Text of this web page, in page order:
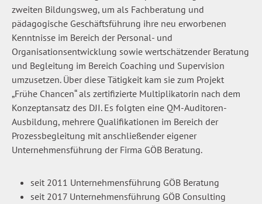
zweiten Bildungsweg, um als Fachberatung und
pädagogische Geschäftsführung ihre neu erworbenen
Kenntnisse im Bereich der Personal- und
Organisationsentwicklung sowie wertschätzender Beratung
und Begleitung im Bereich Coaching und Supervision
umzusetzen. Über diese Tätigkeit kam sie zum Projekt
„Frühe Chancen“ als zertifizierte Multiplikatorin nach dem
Konzeptansatz des DJI. Es folgten eine QM-Auditoren-
Ausbildung, mehrere Qualifikationen im Bereich der
Prozessbegleitung mit anschließender eigener
Unternehmensführung der Firma GÖB Beratung.
seit 2011 Unternehmensführung GÖB Beratung
seit 2017 Unternehmensführung GÖB Consulting